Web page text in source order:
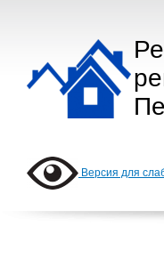
Версия для